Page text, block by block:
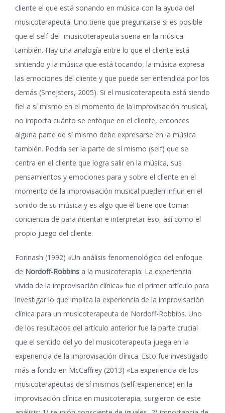
cliente el que está sonando en música con la ayuda del
musicoterapeuta. Uno tiene que preguntarse si es posible
que el self del musicoterapeuta suena en la música
también. Hay una analogía entre lo que el cliente está
sintiendo y la música que está tocando, la música expresa
las emociones del cliente y que puede ser entendida por los
demás (Smejsters, 2005). Si el musicoterapeuta está siendo
fiel a sí mismo en el momento de la improvisación musical,
no importa cuánto se enfoque en el cliente, entonces
alguna parte de sí mismo debe expresarse en la música
también. Podría ser la parte de sí mismo (self) que se
centra en el cliente que logra salir en la música, sus
pensamientos y emociones para y sobre el cliente en el
momento de la improvisación musical pueden influir en el
sonido de su música y es algo que él tiene que tomar
conciencia de para intentar e interpretar eso, así como el
propio juego del cliente.
Forinash (1992) «Un análisis fenomenológico del enfoque
de Nordoff-Robbins a la musicoterapia: La experiencia
vivida de la improvisación clínica» fue el primer artículo para
investigar lo que implica la experiencia de la improvisación
clínica para un musicoterapeuta de Nordoff-Robbibs. Uno
de los resultados del artículo anterior fue la parte crucial
que el sentido del yo del musicoterapeuta juega en la
experiencia de la improvisación clínica. Esto fue investigado
más a fondo en McCaffrey (2013) «La experiencia de los
musicoterapeutas de sí mismos (self-experience) en la
improvisación clínica en musicoterapia, surgieron de este